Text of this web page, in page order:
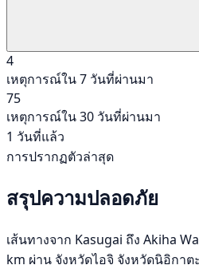
4
เหตุการณ์ใน 7 วันที่ผ่านมา
75
เหตุการณ์ใน 30 วันที่ผ่านมา
1 วันที่แล้ว
การปรากฏตัวล่าสุด
สรุปความปลอดภัย
เส้นทางจาก Kasugai ถึง Akiha
km ผ่าน จังหวัดไอจิ จังหวัดนิอิกา